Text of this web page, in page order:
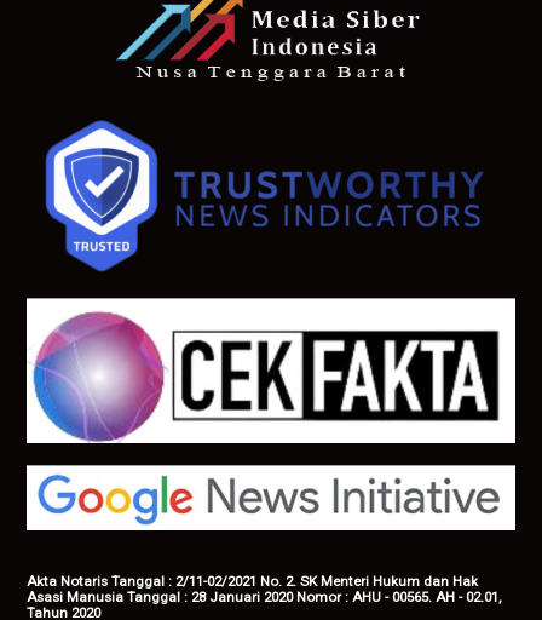
Akta Notaris Tanggal : 2/11-02/2021 No. 2. SK Menteri Hukum dan Hak
Asasi Manusia Tanggal : 28 Januari 2020 Nomor : AHU - 00565. AH - 02.01,
Tahun 2020